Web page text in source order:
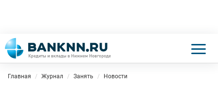
Главная Журнал Занять Новости